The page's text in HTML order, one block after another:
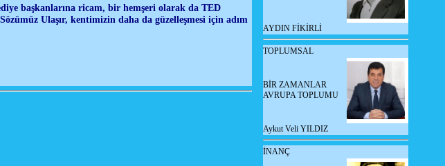
başkanlarına ricam, bir hemşeri olarak da TED
Ulaşır, kentimizin daha da güzelleşmesi için adım
AYDIN FİKİRLİ
TOPLUMSAL
BİR ZAMANLAR
AVRUPA TOPLUMU
Aykut Veli YILDIZ
İNANÇ